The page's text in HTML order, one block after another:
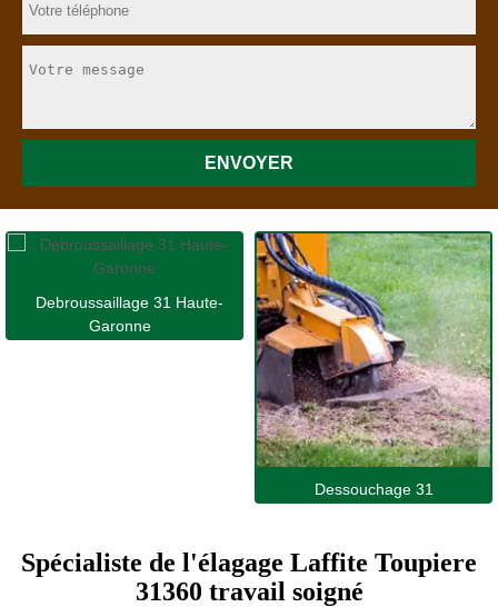
Debroussaillage 31 Haute-
Garonne
Dessouchage 31
Spécialiste de l'élagage Laffite Toupiere
31360 travail soigné